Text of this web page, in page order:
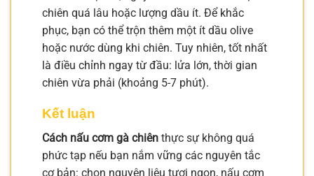
chiên quá lâu hoặc lượng dầu ít. Để khắc
phục, bạn có thể trộn thêm một ít dầu olive
hoặc nước dùng khi chiên. Tuy nhiên, tốt nhất
là điều chỉnh ngay từ đầu: lửa lớn, thời gian
chiên vừa phải (khoảng 5-7 phút).
Kết luận
Cách nấu cơm gà chiên thực sự không quá
phức tạp nếu bạn nắm vững các nguyên tắc
cơ bản: chọn nguyên liệu tươi ngon, nấu cơm